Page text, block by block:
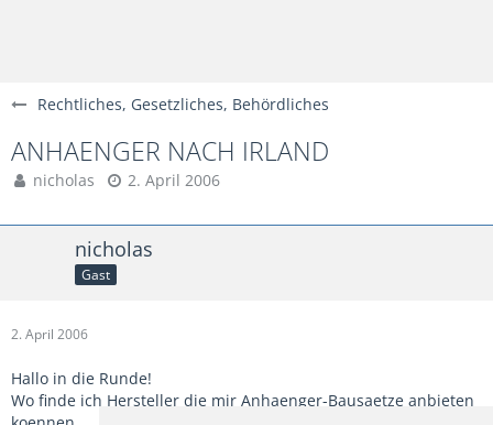
Rechtliches, Gesetzliches, Behördliches
ANHAENGER NACH IRLAND
nicholas 2. April 2006
nicholas
Gast
2. April 2006
Hallo in die Runde!
Wo finde ich Hersteller die mir Anhaenger-Bausaetze anbieten